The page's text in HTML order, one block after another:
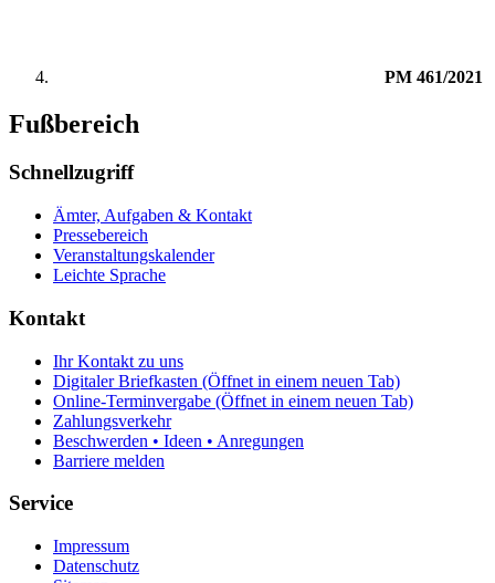
PM 461/2021
Fußbereich
Schnellzugriff
Ämter, Aufgaben & Kontakt
Pressebereich
Veranstaltungskalender
Leichte Sprache
Kontakt
Ihr Kontakt zu uns
Digitaler Briefkasten (Öffnet in einem neuen Tab)
Online-Terminvergabe (Öffnet in einem neuen Tab)
Zahlungsverkehr
Beschwerden • Ideen • Anregungen
Barriere melden
Service
Impressum
Datenschutz